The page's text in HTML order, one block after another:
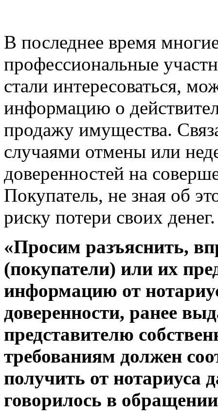
В последнее время
профессиональные
стали интересоваться,
информацию о
продажу имущества.
случаями отмены или
доверенностей на
Покупатель, не зная об
риску потери своих денег.
«Просим разъяснить,
(покупатели) или их
информацию от
доверенности, ранее
представителю
требованиям должен
получить от
говорилось в